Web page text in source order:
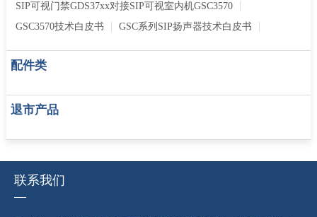
SIP可视门禁GDS37xx对接SIP可视室内机GSC3570
GSC3570技术白皮书
GSC系列SIP扬声器技术白皮书
配件类
退市产品
联系我们